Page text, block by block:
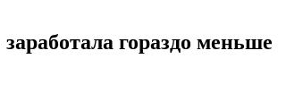
гораздо меньше